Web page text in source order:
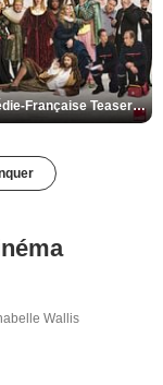
De la Comédie-Française Teaser VF
Wallis